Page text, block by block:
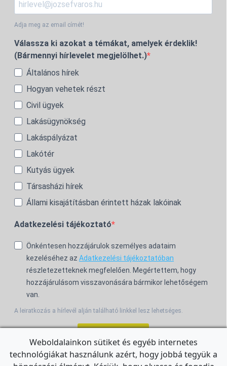
Adja meg az email címét!
Válassza ki azokat a témákat, amelyek érdeklik!
(Bármennyi hírlevelet megjelölhet.)
Általános hírek
Hogyan vehetek részt
Civil ügyek
Lakásügynökség
Lakáspályázat
Lakótér
Kutyás ügyek
Társasházi hírek
Állami kisajátításban érintett házak lakóinak
Adatkezelési tájékoztató
Önkéntesen hozzájárulok személyes adataim
kezeléséhez az Adatkezelési tájékoztatóban
részletezetteknek megfelelően. Megértettem, hogy
hozzájárulásom visszavonására bármikor lehetőségem
van.
A leiratkozás a hírlevél alján található linkkel lesz lehetséges.
For the English Newsletter, clickHERE.
Weboldalainkon sütiket és egyéb internetes
technológiákat használunk azért, hogy jobbá tegyük a